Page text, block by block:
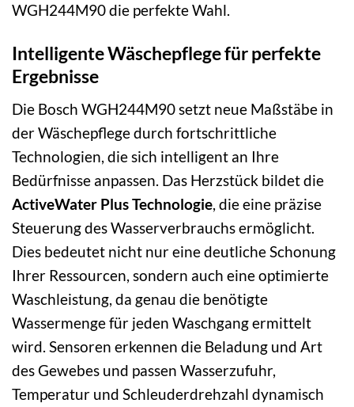
WGH244M90 die perfekte Wahl.
Intelligente Wäschepflege für perfekte
Ergebnisse
Die Bosch WGH244M90 setzt neue Maßstäbe in
der Wäschepflege durch fortschrittliche
Technologien, die sich intelligent an Ihre
Bedürfnisse anpassen. Das Herzstück bildet die
ActiveWater Plus Technologie , die eine präzise
Steuerung des Wasserverbrauchs ermöglicht.
Dies bedeutet nicht nur eine deutliche Schonung
Ihrer Ressourcen, sondern auch eine optimierte
Waschleistung, da genau die benötigte
Wassermenge für jeden Waschgang ermittelt
wird. Sensoren erkennen die Beladung und Art
des Gewebes und passen Wasserzufuhr,
Temperatur und Schleuderdrehzahl dynamisch